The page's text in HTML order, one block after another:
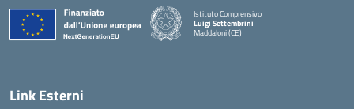
Istituto Comprensivo
Luigi Settembrini
Maddaloni (CE)
Link Esterni